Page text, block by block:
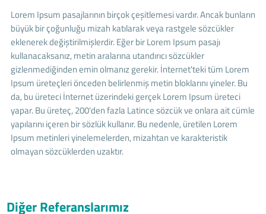
Lorem Ipsum pasajlarının birçok çeşitlemesi vardır. Ancak bunların
büyük bir çoğunluğu mizah katılarak veya rastgele sözcükler
eklenerek değiştirilmişlerdir. Eğer bir Lorem Ipsum pasajı
kullanacaksanız, metin aralarına utandırıcı sözcükler
gizlenmediğinden emin olmanız gerekir. İnternet'teki tüm Lorem
Ipsum üreteçleri önceden belirlenmiş metin bloklarını yineler. Bu
da, bu üreteci İnternet üzerindeki gerçek Lorem Ipsum üreteci
yapar. Bu üreteç, 200'den fazla Latince sözcük ve onlara ait cümle
yapılarını içeren bir sözlük kullanır. Bu nedenle, üretilen Lorem
Ipsum metinleri yinelemelerden, mizahtan ve karakteristik
olmayan sözcüklerden uzaktır.
Diğer Referanslarımız